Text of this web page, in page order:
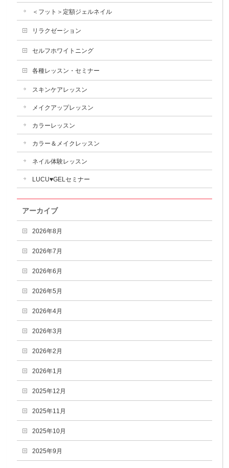
＜フット＞定額ジェルネイル
リラクゼーション
セルフホワイトニング
各種レッスン・セミナー
スキンケアレッスン
メイクアップレッスン
カラーレッスン
カラー＆メイクレッスン
ネイル体験レッスン
LUCU♥GELセミナー
アーカイブ
2026年8月
2026年7月
2026年6月
2026年5月
2026年4月
2026年3月
2026年2月
2026年1月
2025年12月
2025年11月
2025年10月
2025年9月